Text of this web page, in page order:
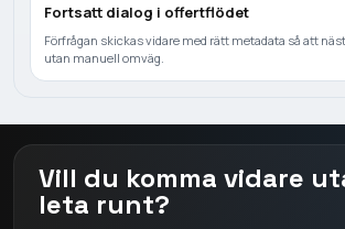
Fortsatt dialog i offertflödet
Förfrågan skickas vidare med rätt metadata så att
utan manuell omväg.
Vill du komma vidare
leta runt?